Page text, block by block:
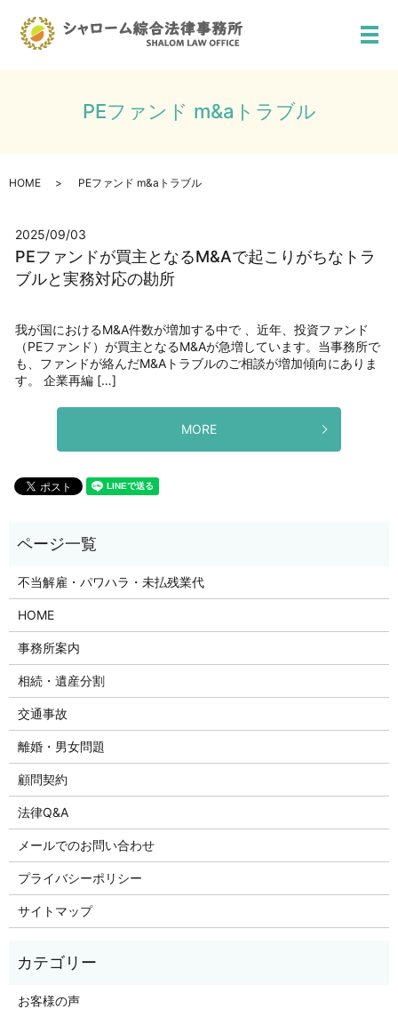
メ
PEファンド m&aトラブル
HOME PEファンド m&aトラブル
2025/09/03
PEファンドが買主となるM&Aで起こりがちなトラ
ブルと実務対応の勘所
我が国におけるM&A件数が増加する中で 、近年、投資ファンド
（PEファンド）が買主となるM&Aが急増しています。当事務所で
も、ファンドが絡んだM&Aトラブルのご相談が増加傾向にありま
す。 企業再編 […]
MORE
不当解雇・パワハラ・未払残業代
HOME
事務所案内
相続・遺産分割
交通事故
離婚・男女問題
顧問契約
法律Q&A
メールでのお問い合わせ
プライバシーポリシー
サイトマップ
お客様の声